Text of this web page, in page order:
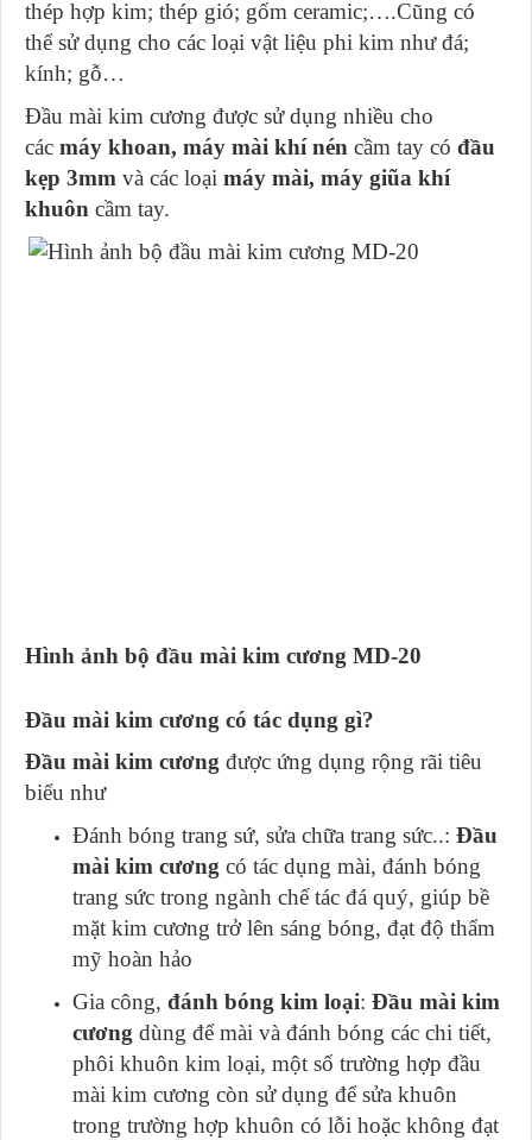
thép hợp kim; thép gió; gốm ceramic;….Cũng có
thể sử dụng cho các loại vật liệu phi kim như đá;
kính; gỗ…
Đầu mài kim cương được sử dụng nhiều cho
các máy khoan, máy mài khí nén cầm tay có đầu
kẹp 3mm và các loại máy mài, máy giũa khí
khuôn cầm tay.
Hình ảnh bộ đầu mài kim cương MD-20
Đầu mài kim cương có tác dụng gì?
Đầu mài kim cương được ứng dụng rộng rãi tiêu
biểu như
Đánh bóng trang sứ, sửa chữa trang sức..: Đầu
mài kim cương có tác dụng mài, đánh bóng
trang sức trong ngành chế tác đá quý, giúp bề
mặt kim cương trở lên sáng bóng, đạt độ thẩm
mỹ hoàn hảo
Gia công, đánh bóng kim loại: Đầu mài kim
cương dùng để mài và đánh bóng các chi tiết,
phôi khuôn kim loại, một số trường hợp đầu
mài kim cương còn sử dụng để sửa khuôn
trong trường hợp khuôn có lỗi hoặc không đạt